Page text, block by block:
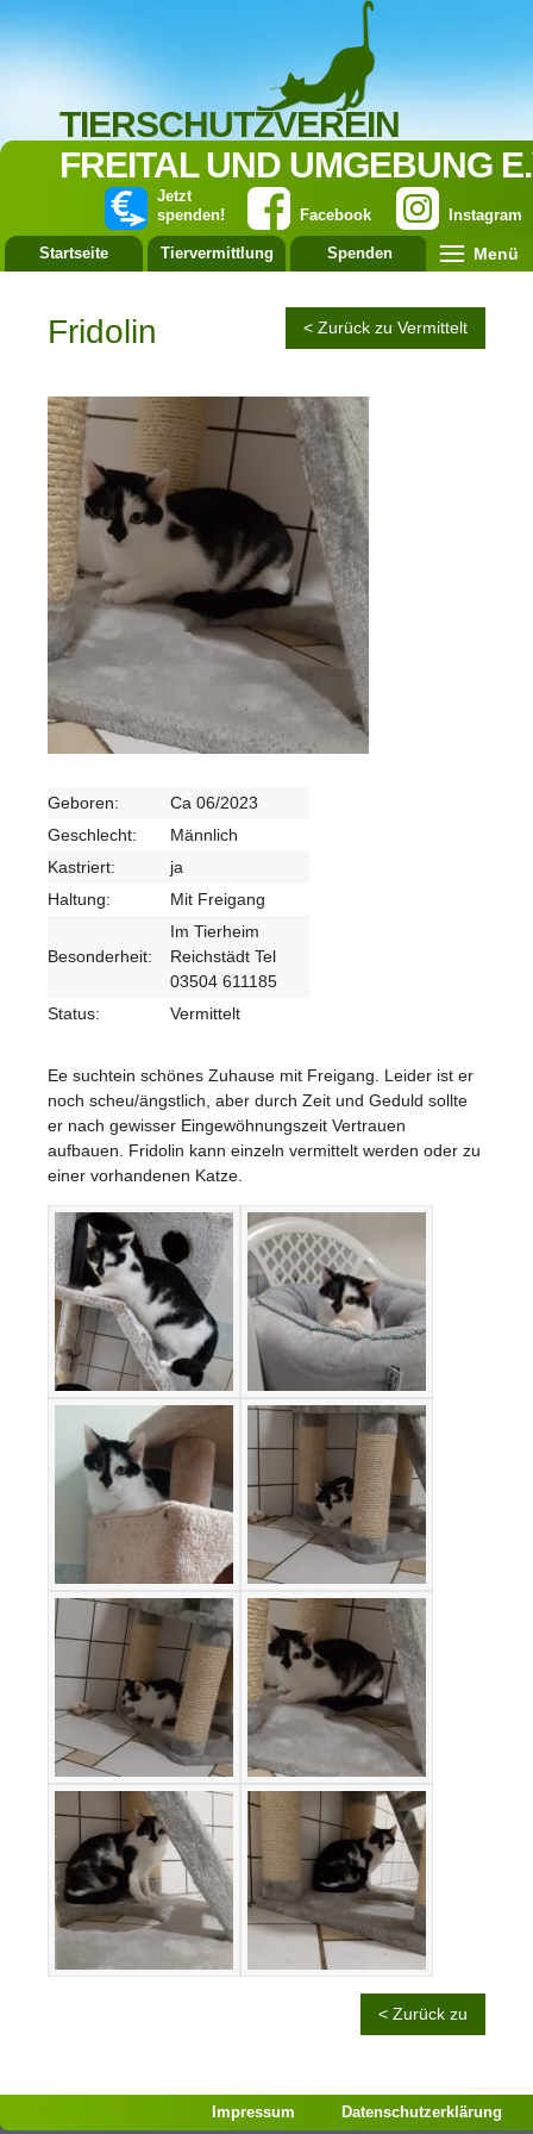
TIERSCHUTZVEREIN
FREITAL UND UMGEBUNG
Instagram
Facebook
Jetzt
spenden!
Startseite Tiervermittlung Spenden Menü
Fridolin < Zurück zu Vermittelt
Geboren:
Ca 06/2023
Geschlecht:
Männlich
Kastriert:
ja
Haltung:
Mit Freigang
Besonderheit:
Im Tierheim
Reichstädt Tel
03504 611185
Status:
Vermittelt
Ee suchtein schönes Zuhause mit Freigang. Leider ist er
noch scheu/ängstlich, aber durch Zeit und Geduld sollte
er nach gewisser Eingewöhnungszeit Vertrauen
aufbauen. Fridolin kann einzeln vermittelt werden oder zu
einer vorhandenen Katze.
< Zurück zu
Impressum Datenschutzerklärung